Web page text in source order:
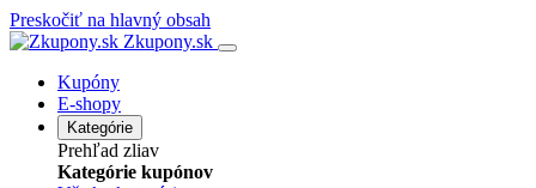
Preskočiť na hlavný obsah
Zkupony.sk
Kupóny
E-shopy
Kategórie
Prehľad zliav
Kategórie kupónov